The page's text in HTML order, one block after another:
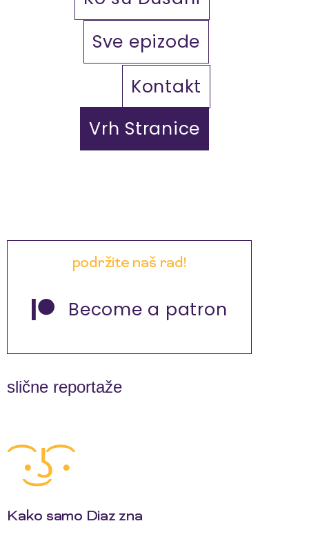
Sve epizode
Kontakt
Vrh Stranice
podržite naš rad!
Become a patron
slične reportaže
Kako samo Diaz zna